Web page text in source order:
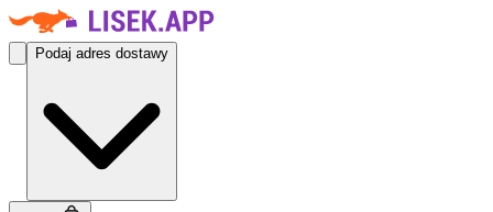
Podaj adres dostawy